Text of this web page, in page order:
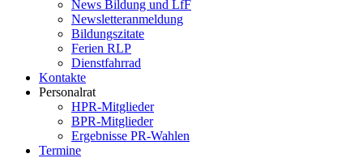
News Bildung und LfF
Newsletteranmeldung
Bildungszitate
Ferien RLP
Dienstfahrrad
Kontakte
Personalrat
HPR-Mitglieder
BPR-Mitglieder
Ergebnisse PR-Wahlen
Termine